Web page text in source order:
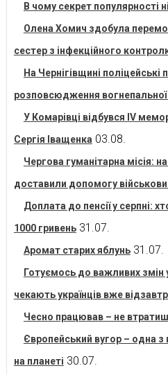
В чому секрет популярності
Олена Хомич здобула
сестер з інфекційного
На Чернігівщині поліцейські
розповсюдження вогнепальної
У Комарівці відбувся IV
Сергія Іващенка 03.08.
Чергова гуманітарна місія:
доставили допомогу
Доплата до пенсії у серпні:
1000 гривень 31.07.
Аромат старих яблунь 31.07.
Готуємось до важливих змін
чекають українців вже
Чесно працював – не
Європейський вугор – одна з
на планеті 30.07.